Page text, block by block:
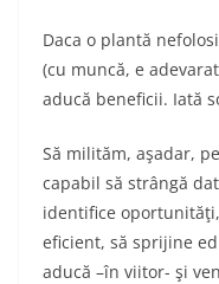
Daca o plantă
(cu muncă, e
aducă beneficii. Iată
Să milităm, aşadar,
capabil să strângă
identifice
eficient, să sprijine
aducă –în viitor- şi